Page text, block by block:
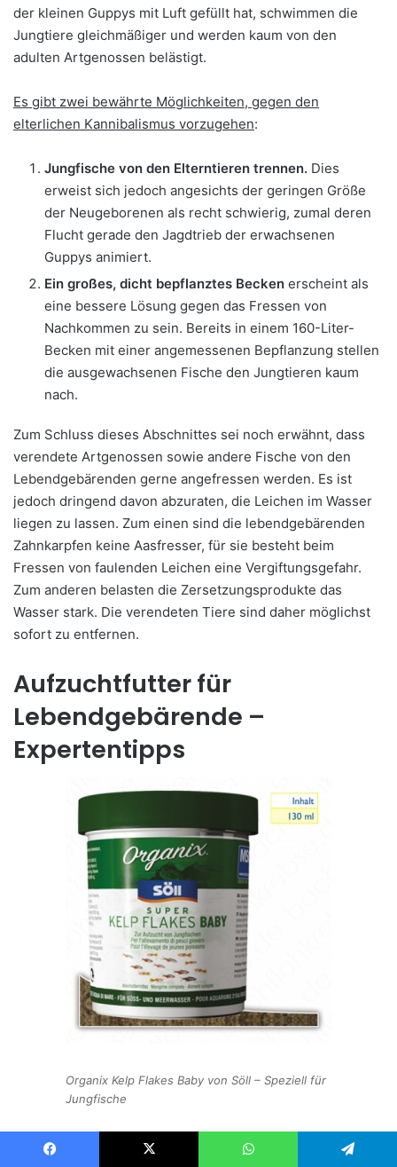
der kleinen Guppys mit Luft gefüllt hat, schwimmen die
Jungtiere gleichmäßiger und werden kaum von den
adulten Artgenossen belästigt.
Es gibt zwei bewährte Möglichkeiten, gegen den
elterlichen Kannibalismus vorzugehen:
Jungfische von den Elterntieren trennen. Dies
erweist sich jedoch angesichts der geringen Größe
der Neugeborenen als recht schwierig, zumal deren
Flucht gerade den Jagdtrieb der erwachsenen
Guppys animiert.
Ein großes, dicht bepflanztes Becken erscheint als
eine bessere Lösung gegen das Fressen von
Nachkommen zu sein. Bereits in einem 160-Liter-
Becken mit einer angemessenen Bepflanzung stellen
die ausgewachsenen Fische den Jungtieren kaum
nach.
Zum Schluss dieses Abschnittes sei noch erwähnt, dass
verendete Artgenossen sowie andere Fische von den
Lebendgebärenden gerne angefressen werden. Es ist
jedoch dringend davon abzuraten, die Leichen im Wasser
liegen zu lassen. Zum einen sind die lebendgebärenden
Zahnkarpfen keine Aasfresser, für sie besteht beim
Fressen von faulenden Leichen eine Vergiftungsgefahr.
Zum anderen belasten die Zersetzungsprodukte das
Wasser stark. Die verendeten Tiere sind daher möglichst
sofort zu entfernen.
Aufzuchtfutter für
Lebendgebärende –
Expertentipps
Organix Kelp Flakes Baby von Söll – Speziell für
Jungfische
Die Wurfgröße beträgt zwischen 10 und 100 Junge,